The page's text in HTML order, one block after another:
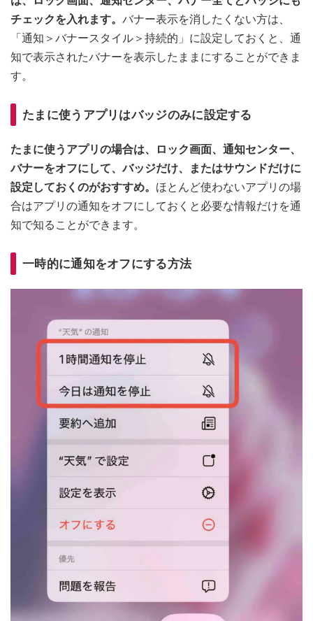
チェックを入れます。 バナー表示を消したくない方は、
「通知＞バナースタイル＞持続的」に設定しておくと、通
知で表示されたバナーを表示したままにすることができま
す。
たまに使うアプリはバッジのみに設定する
たまに使うアプリの場合は、ロック画面、通知センター、
バナーをオフにして、バッジだけ、またはサウンドだけに
設定しておくのがおすすめ。 ほとんど使わないアプリの場
合はアプリの通知をオフにしておくと必要な情報だけを通
知で知ることができます。
一時的に通知をオフにする方法